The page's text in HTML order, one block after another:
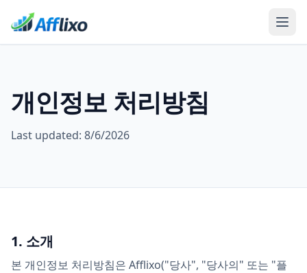
개인정보 처리방침
Last updated: 8/6/2026
1. 소개
본 개인정보 처리방침은 Afflixo("당사", "당사의" 또는 "플